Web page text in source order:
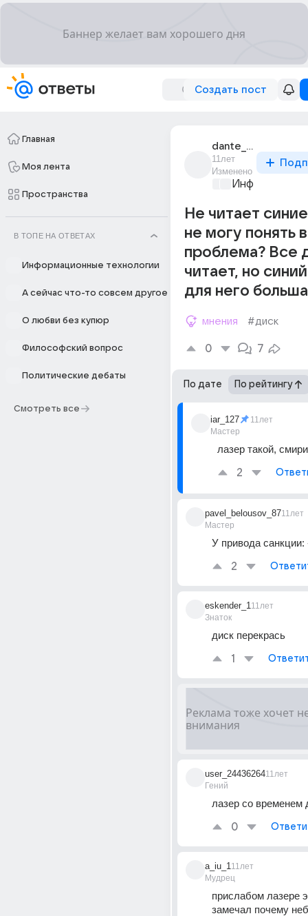
Создать пост
Главная
Моя лента
Пространства
В ТОПЕ НА ОТВЕТАХ
Информационные технологии
А сейчас что-то совсем другое
О любви без купюр
Философский вопрос
Политические дебаты
Смотреть все
dante_sparda_1
11лет
Изменено
Не читает
не могу понять
проблема? Все
читает, но
для него
мнения #диск
0 7
По дате По рейтингу
iar_127
Мастер
11лет
лазер такой,
2
pavel_belousov_87
Мастер
11лет
У привода санкции:
2
eskender_1
Знаток
11лет
диск перекрась
1
user_24436264
Гений
11лет
лазер со временем
0
a_iu_1
Мудрец
11лет
прислабом лазере
замечал почему